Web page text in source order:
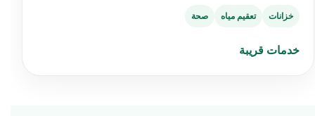
خزانات تعقيم مياه صحة
خدمات قريبة